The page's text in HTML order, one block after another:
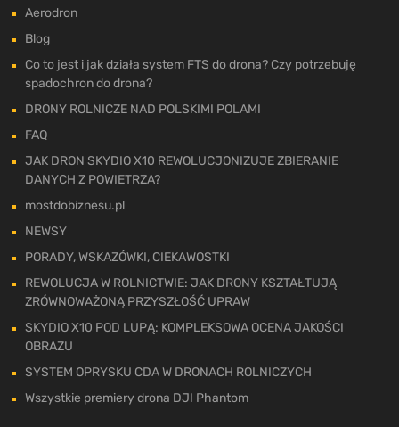
Aerodron
Blog
Co to jest i jak działa system FTS do drona? Czy potrzebuję
spadochron do drona?
DRONY ROLNICZE NAD POLSKIMI POLAMI
FAQ
JAK DRON SKYDIO X10 REWOLUCJONIZUJE ZBIERANIE
DANYCH Z POWIETRZA?
mostdobiznesu.pl
NEWSY
PORADY, WSKAZÓWKI, CIEKAWOSTKI
REWOLUCJA W ROLNICTWIE: JAK DRONY KSZTAŁTUJĄ
ZRÓWNOWAŻONĄ PRZYSZŁOŚĆ UPRAW
SKYDIO X10 POD LUPĄ: KOMPLEKSOWA OCENA JAKOŚCI
OBRAZU
SYSTEM OPRYSKU CDA W DRONACH ROLNICZYCH
Wszystkie premiery drona DJI Phantom